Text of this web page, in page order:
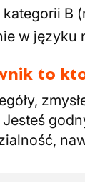
B
w języku
to